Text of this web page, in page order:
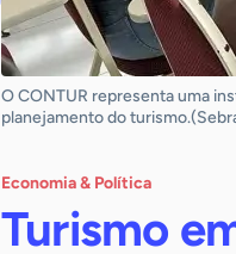
O CONTUR representa uma
planejamento do
Economia & Política
Turismo